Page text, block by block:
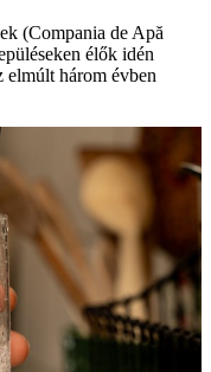
(Compania de Apă
élők idén
elmúlt három évben